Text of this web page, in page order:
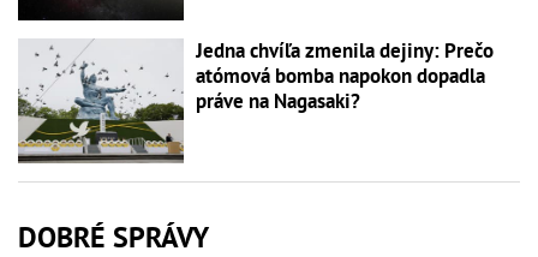
Jedna chvíľa zmenila dejiny: Prečo
atómová bomba napokon dopadla
práve na Nagasaki?
DOBRÉ SPRÁVY